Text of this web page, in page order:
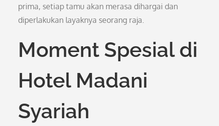
prima, setiap tamu akan merasa dihargai dan
diperlakukan layaknya seorang raja.
Moment Spesial di
Hotel Madani
Syariah